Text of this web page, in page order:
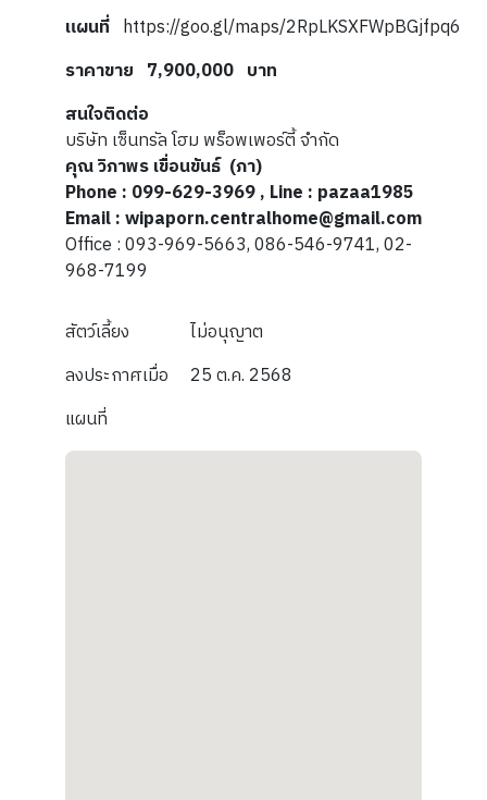
แผนที่ https://goo.gl/maps/2RpLKSXFWpBGjfpq6
ราคาขาย 7,900,000 บาท
สนใจติดต่อ
บริษัท เซ็นทรัล โฮม พร็อพเพอร์ตี้ จำกัด
คุณวิภาพร เขื่อนขันธ์ (ภา)
Phone : 099-629-3969 , Line : pazaa1985
Email : wipaporn.centralhome@gmail.com
Office : 093-969-5663, 086-546-9741, 02-
968-7199
สัตว์เลี้ยง
ไม่อนุญาต
ลงประกาศเมื่อ
25 ต.ค. 2568
แผนที่